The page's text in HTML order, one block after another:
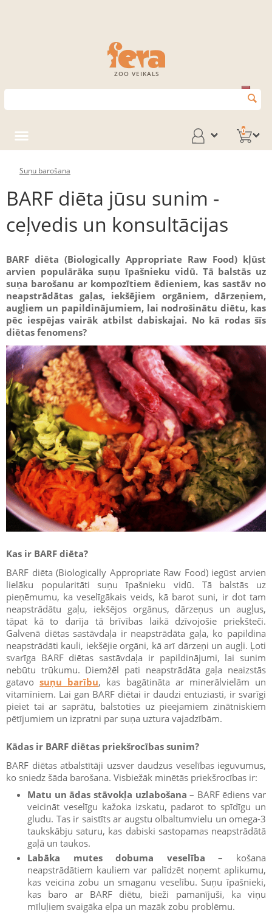
ZOO VEIKALS
0
Suņu barošana
BARF diēta jūsu sunim -
ceļvedis un konsultācijas
BARF diēta (Biologically Appropriate Raw Food) kļūst
arvien populārāka suņu īpašnieku vidū. Tā balstās uz
suņa barošanu ar kompozītiem ēdieniem, kas sastāv no
neapstrādātas gaļas, iekšējiem orgāniem, dārzeņiem,
augļiem un papildinājumiem, lai nodrošinātu diētu, kas
pēc iespējas vairāk atbilst dabiskajai. No kā rodas šīs
diētas fenomens?
Kas ir BARF diēta?
BARF diēta (Biologically Appropriate Raw Food) iegūst arvien
lielāku popularitāti suņu īpašnieku vidū. Tā balstās uz
pieņēmumu, ka veselīgākais veids, kā barot suni, ir dot tam
neapstrādātu gaļu, iekšējos orgānus, dārzeņus un augļus,
tāpat kā to darīja tā brīvības laikā dzīvojošie priekšteči.
Galvenā diētas sastāvdaļa ir neapstrādāta gaļa, ko papildina
neapstrādāti kauli, iekšējie orgāni, kā arī dārzeņi un augļi. Ļoti
svarīga BARF diētas sastāvdaļa ir papildinājumi, lai sunim
nebūtu trūkumu. Diemžēl pati neapstrādāta gaļa neaizstās
gatavosuņu barību, kas bagātināta ar minerālvielām un
vitamīniem. Lai gan BARF diētai ir daudzi entuziasti, ir svarīgi
pieiet tai ar saprātu, balstoties uz pieejamiem zinātniskiem
pētījumiem un izpratni par suņa uztura vajadzībām.
Kādas ir BARF diētas priekšrocības sunim?
BARF diētas atbalstītāji uzsver daudzus veselības ieguvumus,
ko sniedz šāda barošana. Visbiežāk minētās priekšrocības ir:
Matu un ādas stāvokļa uzlabošana – BARF ēdiens var
veicināt veselīgu kažoka izskatu, padarot to spīdīgu un
gludu. Tas ir saistīts ar augstu olbaltumvielu un omega-3
taukskābju saturu, kas dabiski sastopamas neapstrādātā
gaļā un taukos.
Labāka mutes dobuma veselība – košana
neapstrādātiem kauliem var palīdzēt noņemt aplikumu,
kas veicina zobu un smaganu veselību. Suņu īpašnieki,
kas baro ar BARF diētu, bieži pamanījuši, ka viņu
mīluļiem svaigāka elpa un mazāk zobu problēmu.